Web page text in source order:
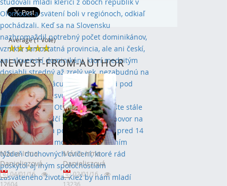
Average (1 Vote)
NEWEST-FROM-AUTHOR
Mária-Irma
Danieliszová
04/01/16
12604
Mária-Irma
Danieliszová
02/01/16
13236